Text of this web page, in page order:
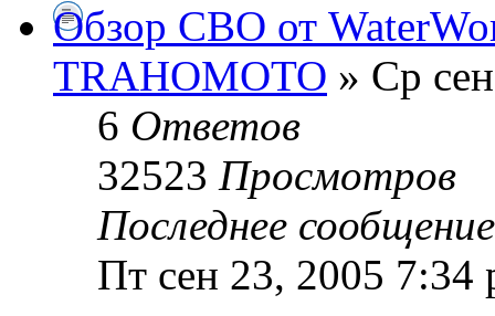
Обзор СВО от
TRAHOMOTO » Ср
6 Ответов
32523 Просмотров
Последнее
Пт сен 23, 2005 7:34